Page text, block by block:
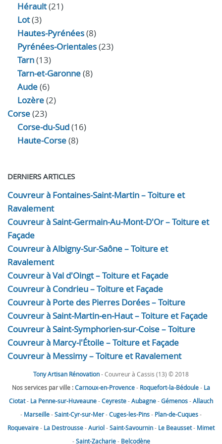
Hérault(21)
Lot(3)
Hautes-Pyrénées(8)
Pyrénées-Orientales(23)
Tarn(13)
Tarn-et-Garonne(8)
Aude(6)
Lozère(2)
Corse(23)
Corse-du-Sud(16)
Haute-Corse(8)
DERNIERS ARTICLES
Couvreur à Fontaines-Saint-Martin – Toiture et
Ravalement
Couvreur à Saint-Germain-Au-Mont-D'Or – Toiture et
Façade
Couvreur à Albigny-Sur-Saône – Toiture et
Ravalement
Couvreur à Val d'Oingt – Toiture et Façade
Couvreur à Condrieu – Toiture et Façade
Couvreur à Porte des Pierres Dorées – Toiture
Couvreur à Saint-Martin-en-Haut – Toiture et Façade
Couvreur à Saint-Symphorien-sur-Coise – Toiture
Couvreur à Marcy-l'Étoile – Toiture et Façade
Couvreur à Messimy – Toiture et Ravalement
Tony Artisan Rénovation- Couvreur à Cassis (13) © 2018
Nos services par ville :Carnoux-en-Provence- Roquefort-la-Bédoule- La
Ciotat- La Penne-sur-Huveaune-Ceyreste-Aubagne-Gémenos-Allauch
- Marseille-Saint-Cyr-sur-Mer-Cuges-les-Pins- Plan-de-Cuques-
Roquevaire- La Destrousse-Auriol-Saint-Savournin- Le Beausset- Mimet
-Saint-Zacharie- Belcodène